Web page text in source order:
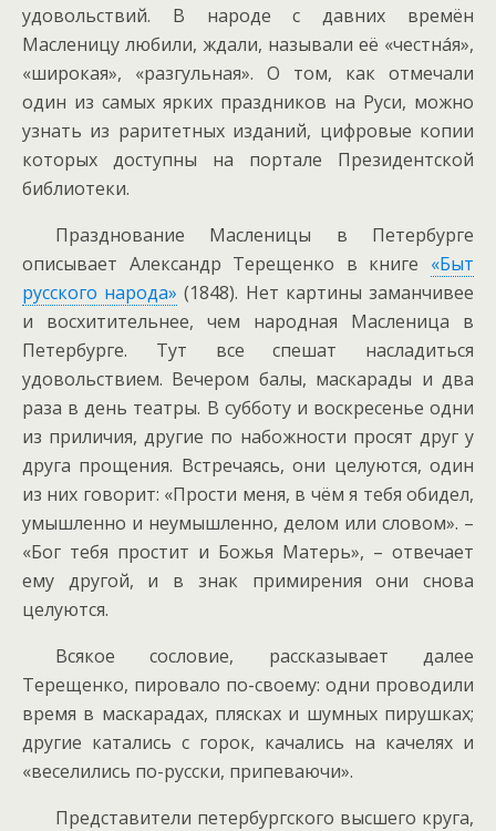
удовольствий. В народе с давних времён
Масленицу любили, ждали, называли её «честнáя»,
«широкая», «разгульная». О том, как отмечали
один из самых ярких праздников на Руси, можно
узнать из раритетных изданий, цифровые копии
которых доступны на портале Президентской
библиотеки.
Празднование Масленицы в Петербурге
описывает Александр Терещенко в книге «Быт
русского народа» (1848). Нет картины заманчивее
и восхитительнее, чем народная Масленица в
Петербурге. Тут все спешат насладиться
удовольствием. Вечером балы, маскарады и два
раза в день театры. В субботу и воскресенье одни
из приличия, другие по набожности просят друг у
друга прощения. Встречаясь, они целуются, один
из них говорит: «Прости меня, в чём я тебя обидел,
умышленно и неумышленно, делом или словом». –
«Бог тебя простит и Божья Матерь», – отвечает
ему другой, и в знак примирения они снова
целуются.
Всякое сословие, рассказывает далее
Терещенко, пировало по-своему: одни проводили
время в маскарадах, плясках и шумных пирушках;
другие катались с горок, качались на качелях и
«веселились по-русски, припеваючи».
Представители петербургского высшего круга,